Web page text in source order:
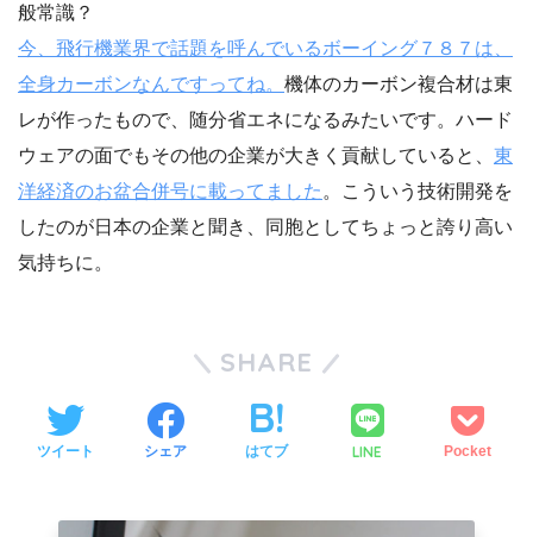
般常識？
今、飛行機業界で話題を呼んでいるボーイング７８７は、
全身カーボンなんですってね。 機体のカーボン複合材は東
レが作ったもので、随分省エネになるみたいです。ハード
ウェアの面でもその他の企業が大きく貢献していると、 東
洋経済のお盆合併号に載ってました 。こういう技術開発を
したのが日本の企業と聞き、同胞としてちょっと誇り高い
気持ちに。
SHARE
ツイート シェア はてブ LINE Pocket